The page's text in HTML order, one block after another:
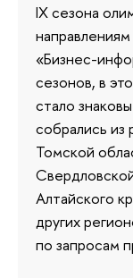
IX сезона
«Бизнес-
сезонов, в
стало
собрались из
Томской
Алтайского
других
по запросам